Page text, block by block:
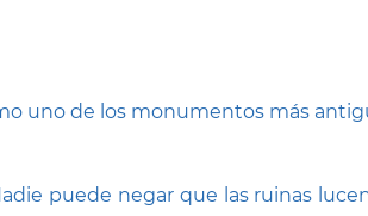
uno de los monumentos más
puede negar que las ruinas